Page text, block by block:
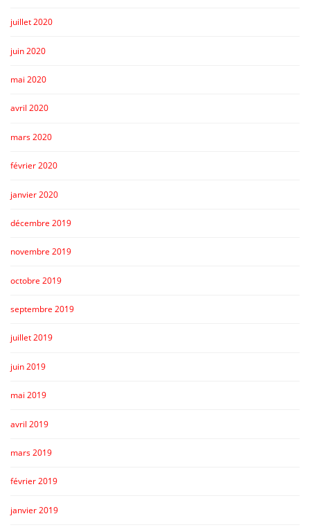
juillet 2020
juin 2020
mai 2020
avril 2020
mars 2020
février 2020
janvier 2020
décembre 2019
novembre 2019
octobre 2019
septembre 2019
juillet 2019
juin 2019
mai 2019
avril 2019
mars 2019
février 2019
janvier 2019